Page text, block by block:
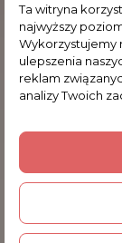
Ta witryna
najwyższy
Wykorzystujemy
ulepszenia
reklam
analizy Twoich